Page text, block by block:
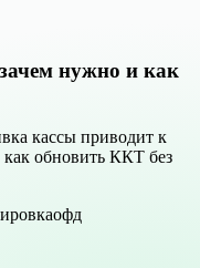
нужно и как
кассы приводит к
обновить ККТ без
офд